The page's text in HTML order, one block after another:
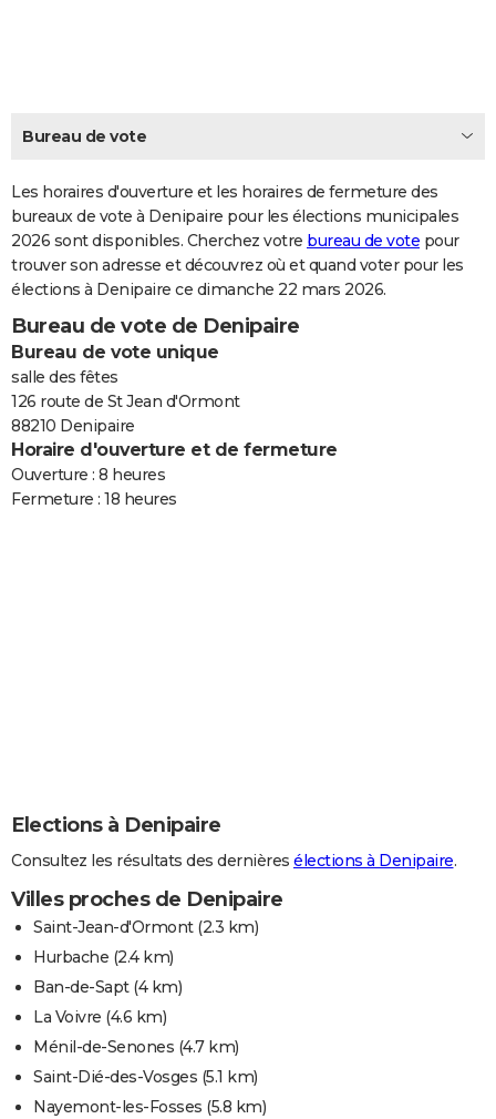
Carte de Noël
Carte Bonne année
Carte Saint-Valentin
Carte Pâques
Carte d'anniversaire
DICTIONNAIRE
Dictionnaire
Biographies
Citations
Expressions
Proverbes
PROGRAMME TV
COPAINS D'AVANT
S'inscrire
Se connecter
Lycées
Collèges
Primaires
Universités
Entreprises
Service militaire
Avis de recherche
AVIS DE DÉCÈS
FORUM
Bricolage
Lifestyle
Culture
Sport
Auto
Television
Voyage
Cinema
Bureau de vote
Les horaires d'ouverture et les horaires de fermeture des
bureaux de vote à Denipaire pour les élections municipales
2026 sont disponibles. Cherchez votre bureau de vote pour
trouver son adresse et découvrez où et quand voter pour les
élections à Denipaire ce dimanche 22 mars 2026.
Bureau de vote de Denipaire
Bureau de vote unique
salle des fêtes
126 route de St Jean d'Ormont
88210 Denipaire
Horaire d'ouverture et de fermeture
Ouverture : 8 heures
Fermeture : 18 heures
Elections à Denipaire
Consultez les résultats des dernières élections à Denipaire.
Villes proches de Denipaire
Saint-Jean-d'Ormont(2.3 km)
Hurbache (2.4 km)
Ban-de-Sapt(4 km)
La Voivre (4.6 km)
Ménil-de-Senones (4.7 km)
Saint-Dié-des-Vosges (5.1 km)
Nayemont-les-Fosses (5.8 km)